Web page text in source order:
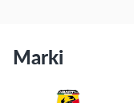
Marki